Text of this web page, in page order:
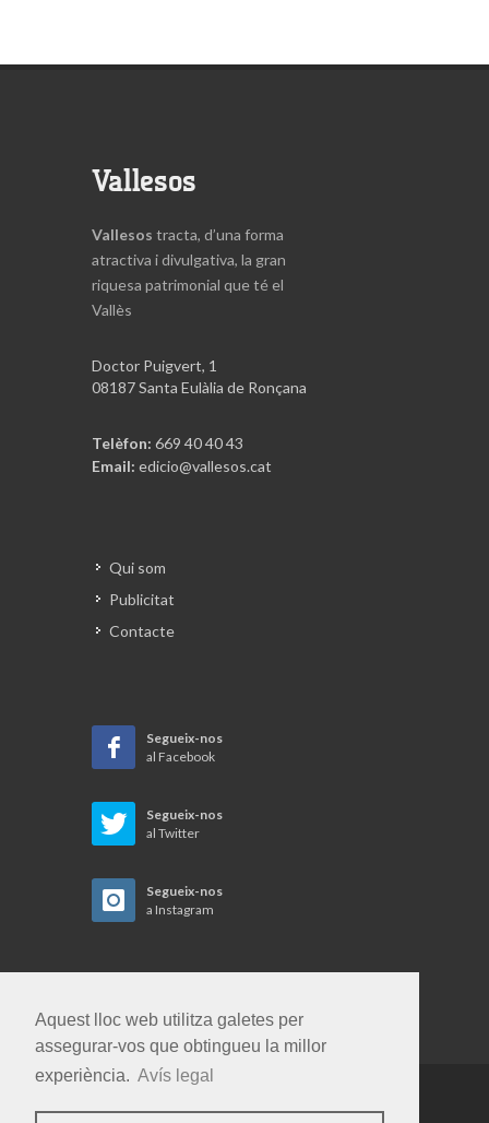
Aquest lloc web utilitza galetes per
assegurar-vos que obtingueu la millor
experiència. Avís legal
Vallesos
Vallesos tracta, d’una forma
atractiva i divulgativa, la gran
riquesa patrimonial que té el
Vallès
Doctor Puigvert, 1
08187 Santa Eulàlia de Ronçana
Telèfon: 669 40 40 43
Email: edicio@vallesos.cat
Qui som
Publicitat
Contacte
Segueix-nos
al Facebook
Segueix-nos
al Twitter
Segueix-nos
a Instagram